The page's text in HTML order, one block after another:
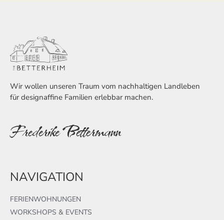
Wir wollen unseren Traum vom nachhaltigen Landleben
für designaffine Familien erlebbar machen.
Frederike Bettermann
NAVIGATION
FERIENWOHNUNGEN
WORKSHOPS & EVENTS